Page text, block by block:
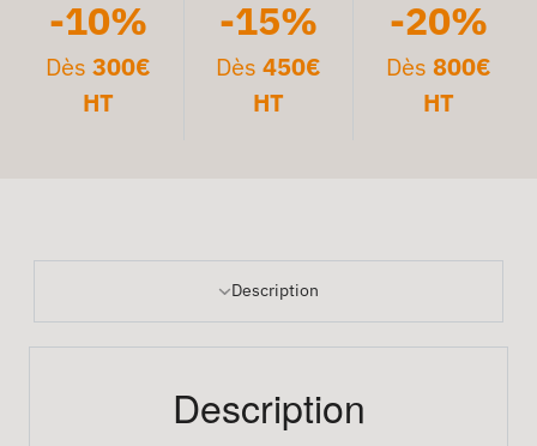
-10%
Dès300€
HT
-15%
Dès 450€
HT
-20%
Dès 800€
HT
Description
Description